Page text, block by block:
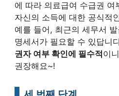
에 따라 의료급여 수급권 여
자신의 소득에 대한 공식적
예를 들어, 최근의 세무서
명세서가 필요할 수 있답니
권자 여부 확인에 필수적 이
권장해요~!